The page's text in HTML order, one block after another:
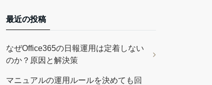
最近の投稿
なぜOffice365の日報運用は定着しない
のか？原因と解決策
マニュアルの運用ルールを決めても回